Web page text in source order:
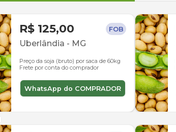
R$ 125,00 FOB
Uberlândia - MG
Preço da soja (bruto) por saca de 60kg
Frete por conta do comprador
WhatsApp do COMPRADOR